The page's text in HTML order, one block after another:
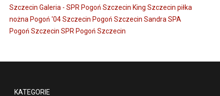
Szczecin Galeria - SPR Pogoń Szczecin King Szczecin piłka
nożna Pogoń '04 Szczecin Pogoń Szczecin Sandra SPA
Pogoń Szczecin SPR Pogoń Szczecin
KATEGORIE